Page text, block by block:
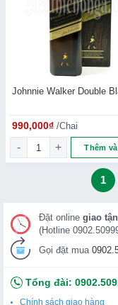
Johnnie Walker Double
990,000₫ /Chai
Johnnie WalkerThêm
1
Đặt online giao
(Hotline
Gọi đặt mua
Tổng đài:
Chính sách giao hàng